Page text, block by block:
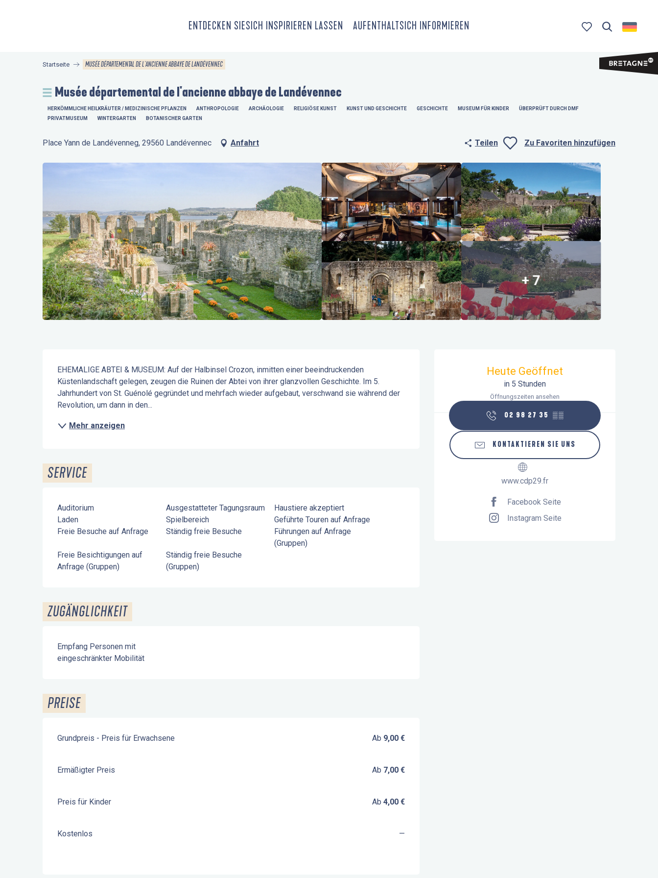
ENTDECKEN SIESICH INSPIRIEREN LASSEN AUFENTHALTSICH INFORMIEREN
Startseite MUSÉE DÉPARTEMENTAL DE L'ANCIENNE ABBAYE DE LANDÉVENNEC
Musée départemental de l'ancienne abbaye de Landévennec
HERKÖMMLICHE HEILKRÄUTER / MEDIZINISCHE PFLANZEN ANTHROPOLOGIE ARCHÄOLOGIE RELIGIÖSE KUNST KUNST UND GESCHICHTE GESCHICHTE MUSEUM FÜR KINDER
ÜBERPRÜFT DURCH DMF
PRIVATMUSEUM
WINTERGARTEN BOTANISCHER GARTEN
Place Yann de Landévenneg, 29560 Landévennec Anfahrt Teilen
Ajouter aux
Zu Favoriten hinzufügen
+ 7
Öffnungszeiten & Kontaktdaten
Heute Geöffnet
in 5 Stunden
Öffnungszeiten ansehen
02 98 27 35 ▒▒
KONTAKTIEREN SIE UNS
www.cdp29.fr
Facebook Seite
Instagram Seite
Beschreibung
EHEMALIGE ABTEI & MUSEUM: Auf der Halbinsel Crozon, inmitten einer beeindruckenden
Küstenlandschaft gelegen, zeugen die Ruinen der Abtei von ihrer glanzvollen Geschichte. Im 5.
Jahrhundert von St. Guénolé gegründet und mehrfach wieder aufgebaut, verschwand sie während der
Revolution, um dann in den...
Mehr anzeigen
SERVICE
Auditorium Ausgestatteter Tagungsraum
Haustiere akzeptiert
Laden
Spielbereich
Geführte Touren auf Anfrage
Freie Besuche auf Anfrage
Ständig freie Besuche
Führungen auf Anfrage
(Gruppen)
Freie Besichtigungen auf
Anfrage (Gruppen)
Ständig freie Besuche
(Gruppen)
ZUGÄNGLICHKEIT
Empfang Personen mit
eingeschränkter Mobilität
PREISE
Grundpreis - Preis für Erwachsene Ab 9,00 €
Ermäßigter Preis Ab 7,00 €
Preis für Kinder Ab4,00 €
Kostenlos —